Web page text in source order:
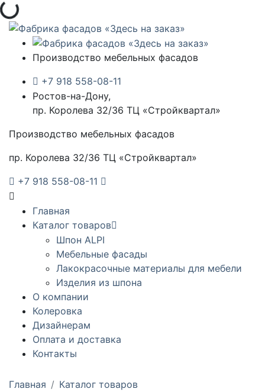
Загрузка...
Производство мебельных фасадов
+7 918 558-08-11
Ростов-на-Дону,
пр. Королева 32/36 ТЦ «Стройквартал»
Производство мебельных фасадов
пр. Королева 32/36 ТЦ «Стройквартал»
+7 918 558-08-11
Главная
Каталог товаров
Шпон ALPI
Мебельные фасады
Лакокрасочные материалы для мебели
Изделия из шпона
О компании
Колеровка
Дизайнерам
Оплата и доставка
Контакты
Главная
Каталог товаров